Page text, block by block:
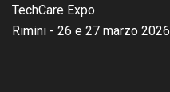
TechCare Expo
Rimini - 26 e 27 marzo 2026